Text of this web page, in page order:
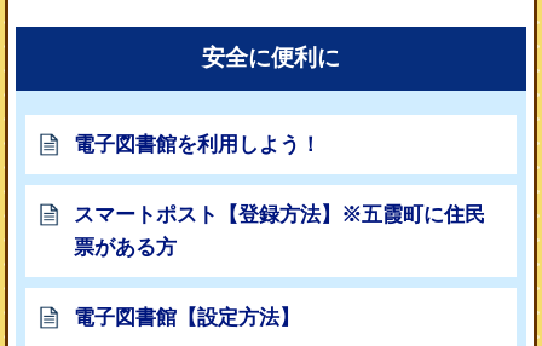
安全に便利に
電子図書館を利用しよう！
スマートポスト【登録方法】※五霞町に住民
票がある方
電子図書館【設定方法】